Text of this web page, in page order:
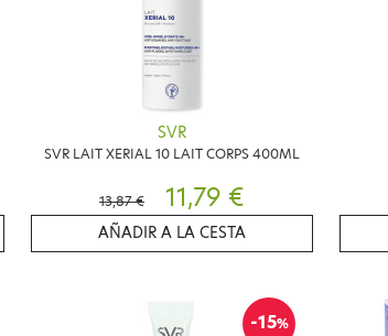
SVR
SVR LAIT XERIAL 10 LAIT CORPS 400ML
13,87 € 11,79 €
AÑADIR A LA CESTA
-15%